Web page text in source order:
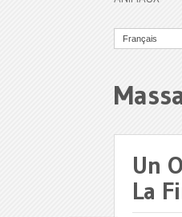
Français
Un
La